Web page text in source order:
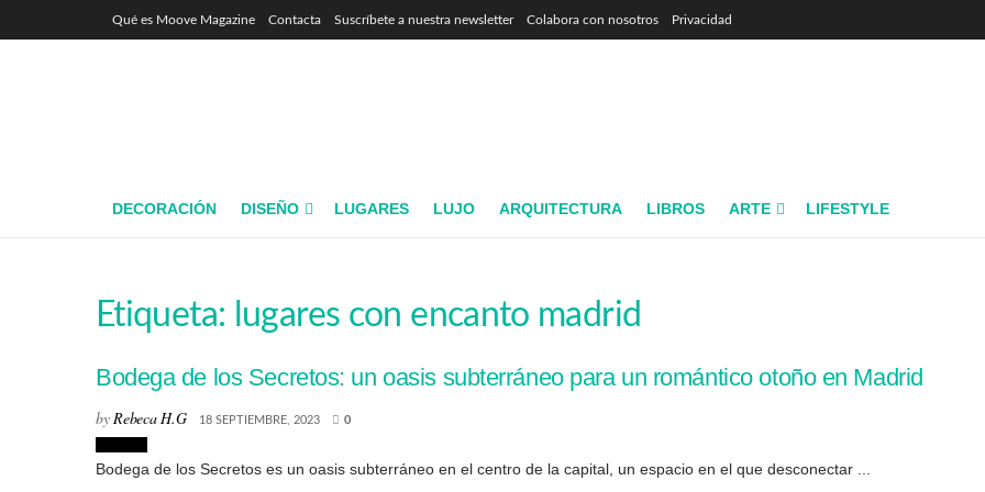
Qué es Moove Magazine Contacta Suscríbete a nuestra newsletter Colabora con nosotros Privacidad
DECORACIÓN DISEÑO LUGARES LUJO ARQUITECTURA LIBROS ARTE LIFESTYLE
Etiqueta: lugares con encanto madrid
Bodega de los Secretos: un oasis subterráneo para un romántico otoño en Madrid
byRebeca H.G 18 SEPTIEMBRE, 2023 0
Bodega de los Secretos es un oasis subterráneo en el centro de la capital, un espacio en el que desconectar ...